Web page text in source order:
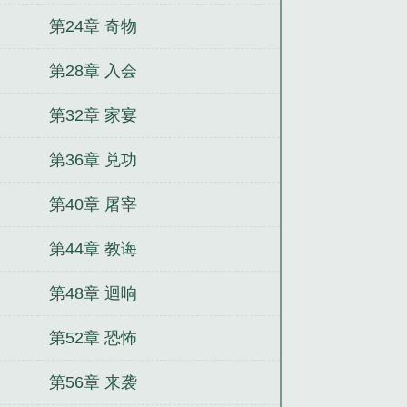
第24章 奇物
第28章 入会
第32章 家宴
第36章 兑功
第40章 屠宰
第44章 教诲
第48章 迴响
第52章 恐怖
第56章 来袭